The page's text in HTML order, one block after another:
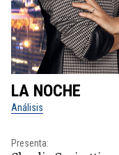
LA NOCHE
Análisis
Presenta: